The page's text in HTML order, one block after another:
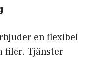
en flexibel
filer. Tjänster